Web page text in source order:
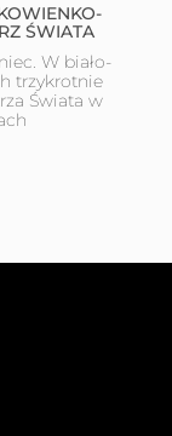
ŚWIATA
W biało-
trzykrotnie
Świata w